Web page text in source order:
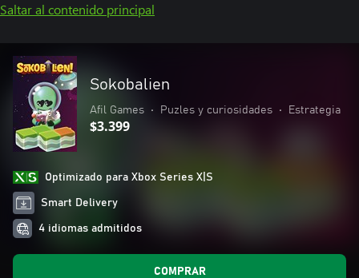
Saltar al contenido principal
Sokobalien
Afil Games • Puzles y curiosidades • Estrategia
$3.399
Optimizado para Xbox Series X|S
Smart Delivery
4 idiomas admitidos
COMPRAR